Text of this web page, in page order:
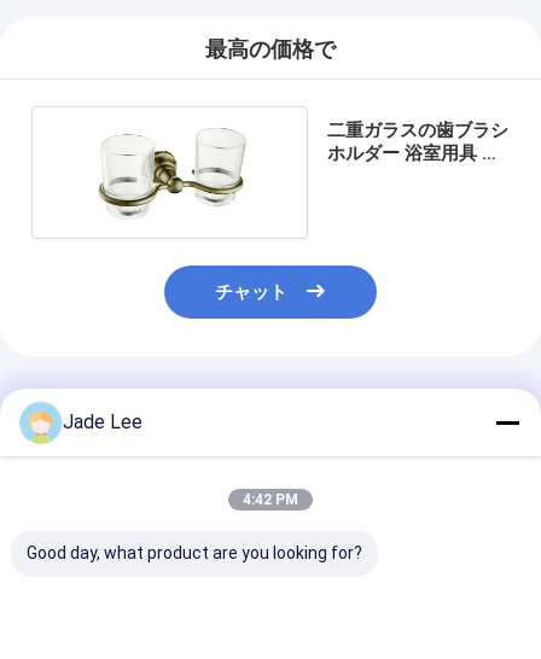
わたしたち に つい て
工場ツアー
連絡 ください
ステンレス鋼のドアロック
最高の価格で
二重ガラスの歯ブラシ
ホルダー 浴室用具 装
チャット
推薦されたプロダクト
Jade Lee
4:42 PM
Good day, what product are you looking for?